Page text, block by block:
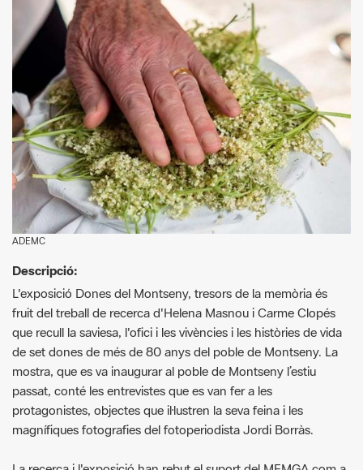
ADEMC
Descripció:
L'exposició Dones del Montseny, tresors de la memòria és
fruit del treball de recerca d'Helena Masnou i Carme Clopés
que recull la saviesa, l'ofici i les vivències i les històries de vida
de set dones de més de 80 anys del poble de Montseny. La
mostra, que es va inaugurar al poble de Montseny l’estiu
passat, conté les entrevistes que es van fer a les
protagonistes, objectes que il·lustren la seva feina i les
magnífiques fotografies del fotoperiodista Jordi Borràs.